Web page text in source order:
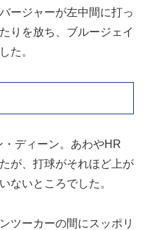
ージャーが左中間に打っ
りを放ち、ブルージェイ
た。
ディーン。あわやHR
が、打球がそれほど上が
ないところでした。
ツーカーの間にスッポリ